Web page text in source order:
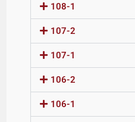
108-1
107-2
107-1
106-2
106-1